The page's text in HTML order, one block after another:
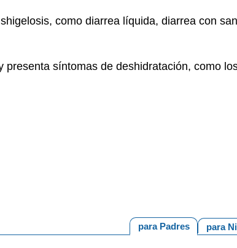
como diarrea líquida, diarrea con
síntomas de deshidratación, como
para
para Padres